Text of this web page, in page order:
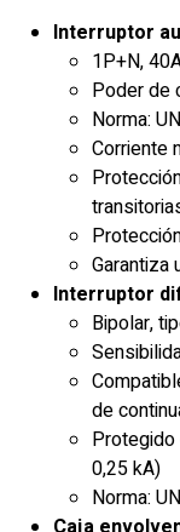
Interruptor
1P+N,
Poder de
Norma:
Corriente
Garantiza
Interruptor
Bipolar,
de
0,25 kA)
Norma: